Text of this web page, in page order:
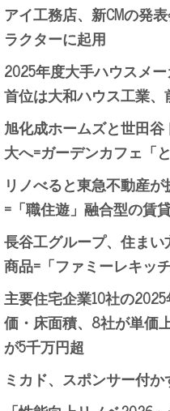
アイ工務店、新CMの発
ラクターに起用
2025年度大手ハウスメ
首位は大和ハウス工業
旭化成ホームズと世田
大へ=ガーデンカフェ「
リノべると東急不動産
=「職住遊」融合型の賃
長谷工グループ、住ま
商品=「ファミーレキッ
主要住宅企業10社の
価・床面積、8社が単価
が5千万円超
ミカド、スポンサー付